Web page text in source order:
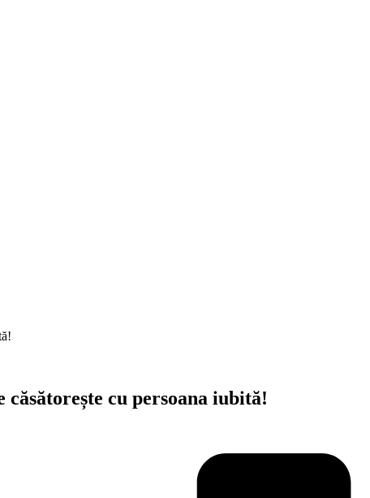
cu persoana iubită!